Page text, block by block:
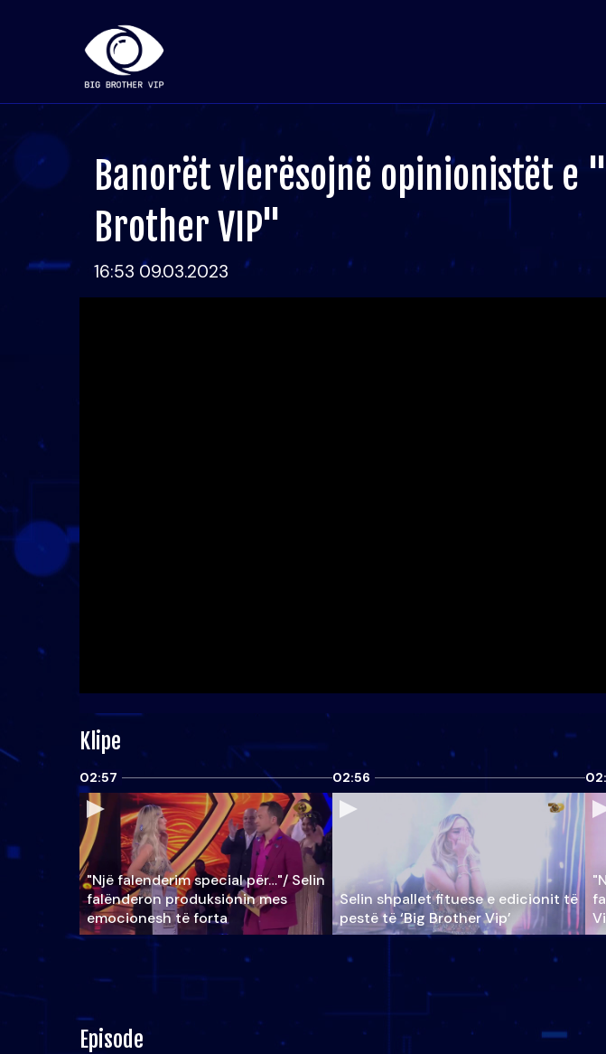
Banorët vlerësojnë opinionistët e
Brother VIP"
16:53 09.03.2023
Klipe
02:57
"Një falenderim special për…"/ Selin
falënderon produksionin mes
emocionesh të forta
02:56
Selin shpallet fituese e edicionit të
pestë të ‘Big Brother Vip’
Episode